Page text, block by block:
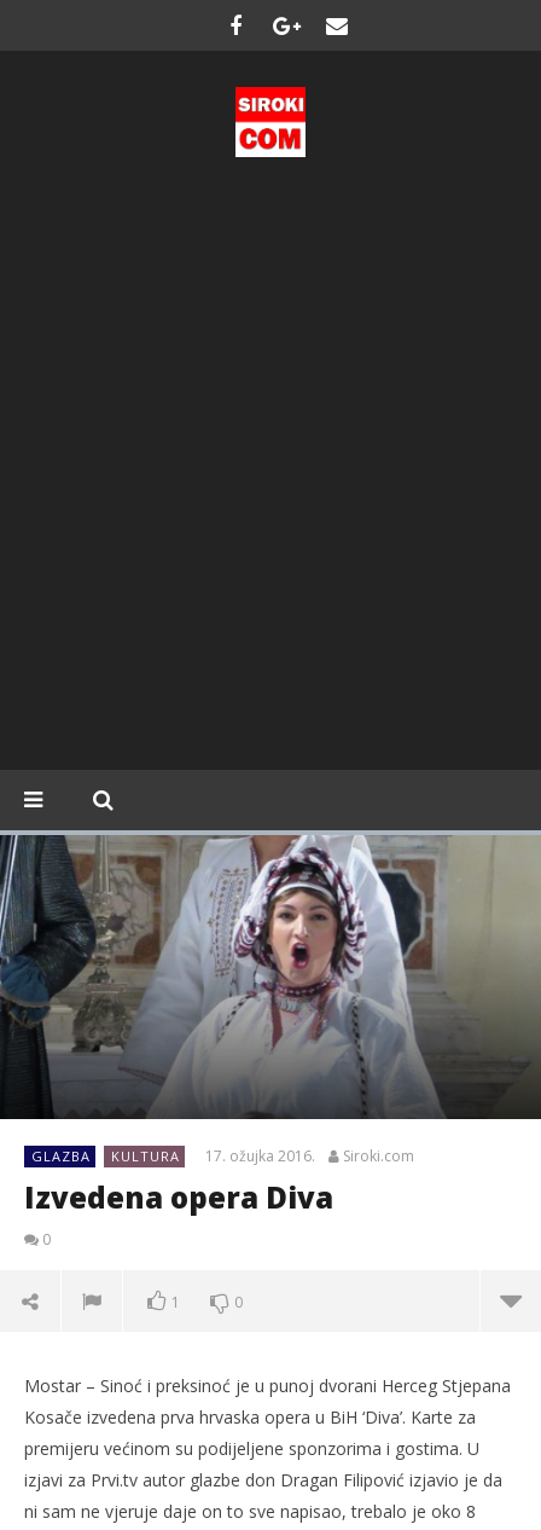
GLAZBA KULTURA 17. ožujka 2016. Siroki.com
Izvedena opera Diva
0
1 0
Mostar – Sinoć i preksinoć je u punoj dvorani Herceg Stjepana
Kosače izvedena prva hrvaska opera u BiH ‘Diva’. Karte za
premijeru većinom su podijeljene sponzorima i gostima. U
izjavi za Prvi.tv autor glazbe don Dragan Filipović izjavio je da
ni sam ne vjeruje daje on to sve napisao, trebalo je oko 8